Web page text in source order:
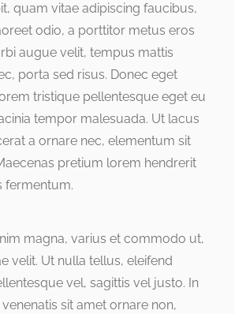
quam vitae adipiscing faucibus,
odio, a porttitor metus eros
augue velit, tempus mattis
porta sed risus. Donec eget
tristique pellentesque eget eu
tempor malesuada. Ut lacus
a ornare nec, elementum sit
pretium lorem hendrerit
fermentum.
magna, varius et commodo ut,
velit. Ut nulla tellus, eleifend
vel, sagittis vel justo. In
sit amet ornare non,